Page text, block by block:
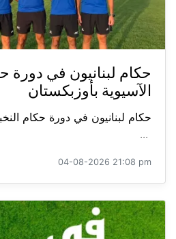
حكام لبنانيون في دورة
الآسيوية بأوزبكستان
حكام لبنانيون في دورة حكام
...
04-08-2026 21:08 pm